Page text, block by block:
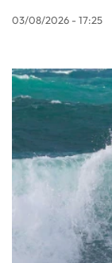
03/08/2026 - 17:25